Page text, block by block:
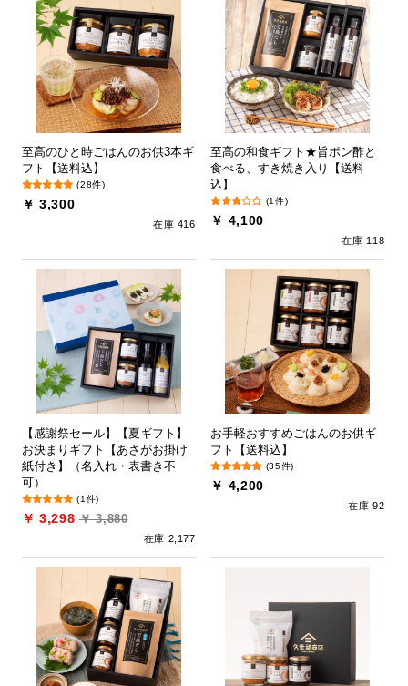
至高のひと時ごはんのお供3本ギ
フト【送料込】
(28件)
￥ 3,300
在庫 416
至高の和食ギフト★旨ポン酢と
食べる、すき焼き入り【送料
込】
(1件)
￥ 4,100
在庫 118
【感謝祭セール】【夏ギフト】
お決まりギフト【あさがお掛け
紙付き】（名入れ・表書き不
可）
(1件)
￥ 3,298 ￥ 3,880
在庫 2,177
お手軽おすすめごはんのお供ギ
フト【送料込】
(35件)
￥ 4,200
在庫 92